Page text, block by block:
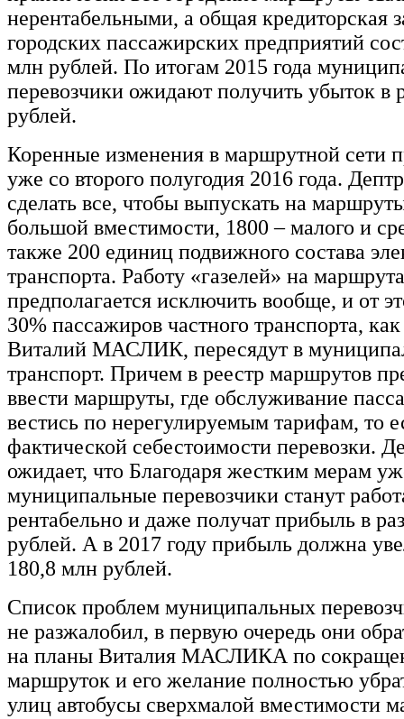
нерентабельными, а общая кредиторская
городских пассажирских предприятий
млн рублей. По итогам 2015 года
перевозчики ожидают получить убыток в
рублей.
Коренные изменения в маршрутной сети
уже со второго полугодия 2016 года.
сделать все, чтобы выпускать на
большой вместимости, 1800 – малого и
также 200 единиц подвижного состава
транспорта. Работу «газелей» на
предполагается исключить вообще, и от
30% пассажиров частного транспорта, как
Виталий МАСЛИК, пересядут в
транспорт. Причем в реестр маршрутов
ввести маршруты, где обслуживание
вестись по нерегулируемым тарифам, то
фактической себестоимости перевозки.
ожидает, что Благодаря жестким мерам
муниципальные перевозчики станут
рентабельно и даже получат прибыль в
рублей. А в 2017 году прибыль должна
180,8 млн рублей.
Список проблем муниципальных
не разжалобил, в первую очередь они
на планы Виталия МАСЛИКА по
маршруток и его желание полностью
улиц автобусы сверхмалой вместимости